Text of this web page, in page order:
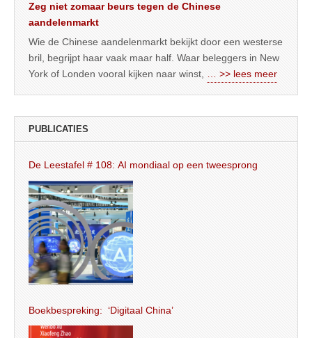
Zeg niet zomaar beurs tegen de Chinese
aandelenmarkt
Wie de Chinese aandelenmarkt bekijkt door een westerse
bril, begrijpt haar vaak maar half. Waar beleggers in New
York of Londen vooral kijken naar winst, … >> lees meer
PUBLICATIES
De Leestafel # 108: AI mondiaal op een tweesprong
Boekbespreking: ‘Digitaal China’